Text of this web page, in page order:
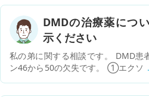
DMDの治療薬につ
示ください
私の弟に関する相談です。 DMD患
ン46から50の欠失です。 ①エクソ